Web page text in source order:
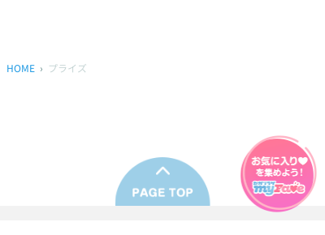
HOME プライズ